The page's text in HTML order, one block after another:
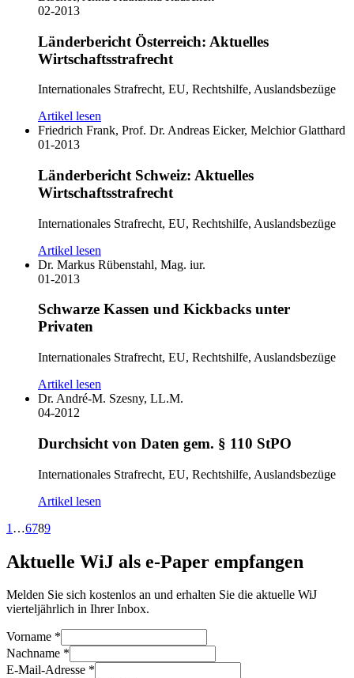
02-2013
Länderbericht Österreich: Aktuelles
Wirtschaftsstrafrecht
Internationales Strafrecht, EU, Rechtshilfe, Auslandsbezüge
Artikel lesen
Friedrich Frank, Prof. Dr. Andreas Eicker, Melchior Glatthard
01-2013
Länderbericht Schweiz: Aktuelles
Wirtschaftsstrafrecht
Internationales Strafrecht, EU, Rechtshilfe, Auslandsbezüge
Artikel lesen
Dr. Markus Rübenstahl, Mag. iur.
01-2013
Schwarze Kassen und Kickbacks unter
Privaten
Internationales Strafrecht, EU, Rechtshilfe, Auslandsbezüge
Artikel lesen
Dr. André-M. Szesny, LL.M.
04-2012
Durchsicht von Daten gem. § 110 StPO
Internationales Strafrecht, EU, Rechtshilfe, Auslandsbezüge
Artikel lesen
1 …6789
Aktuelle WiJ als e-Paper empfangen
Melden Sie sich kostenlos an und erhalten Sie die aktuelle WiJ
vierteljährlich in Ihrer Inbox.
Vorname *
Nachname *
E-Mail-Adresse *